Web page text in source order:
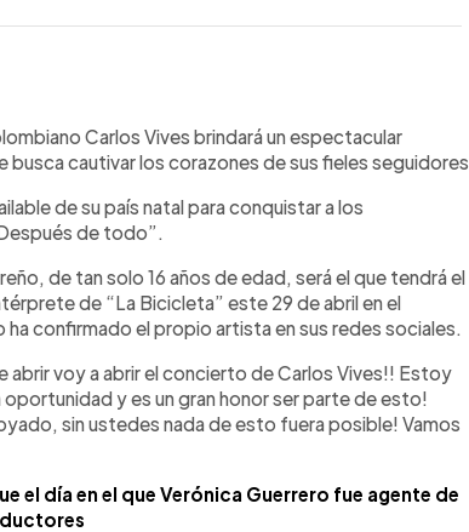
Carlos Vives brindará un espectacular
busca cautivar los corazones de sus fieles seguidores.
de su país natal para conquistar a los
de todo”.
de tan solo 16 años de edad, será el que tendrá el
de “La Bicicleta” este 29 de abril en el
confirmado el propio artista en sus redes sociales.
abrir voy a abrir el concierto de Carlos Vives!! Estoy
y es un gran honor ser parte de esto!
sin ustedes nada de esto fuera posible! Vamos
el día en el que Verónica Guerrero fue agente de